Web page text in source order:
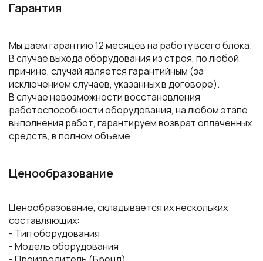
Гарантия
Мы даем гарантию 12 месяцев на работу всего блока.
В случае выхода оборудования из строя, по любой
причине, случай является гарантийным (за
исключением случаев, указанных в договоре).
В случае невозможности восстановления
работоспособности оборудования, на любом этапе
выполнения работ, гарантируем возврат оплаченных
средств, в полном объеме.
Ценообразование
Ценообразование, складывается их нескольких
составляющих:
- Тип оборудования
- Модель оборудования